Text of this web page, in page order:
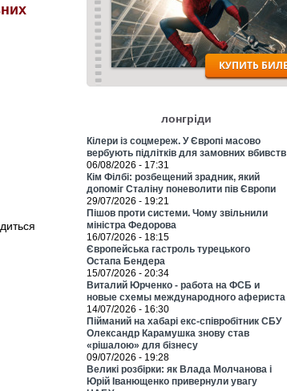
лонгріди
Кілери із соцмереж. У Європі масово
вербують підлітків для замовних вбивств
06/08/2026 - 17:31
Кім Філбі: розбещений зрадник, який
допоміг Сталіну поневолити пів Європи
29/07/2026 - 19:21
Пішов проти системи. Чому звільнили
міністра Федорова
16/07/2026 - 18:15
Європейська гастроль турецького
Остапа Бендера
15/07/2026 - 20:34
Виталий Юрченко - работа на ФСБ и
новые схемы международного афериста
14/07/2026 - 16:30
Пійманий на хабарі екс-співробітник СБУ
Олександр Карамушка знову став
«рішалою» для бізнесу
09/07/2026 - 19:28
Великі розбірки: як Влада Молчанова і
Юрій Іванющенко привернули увагу